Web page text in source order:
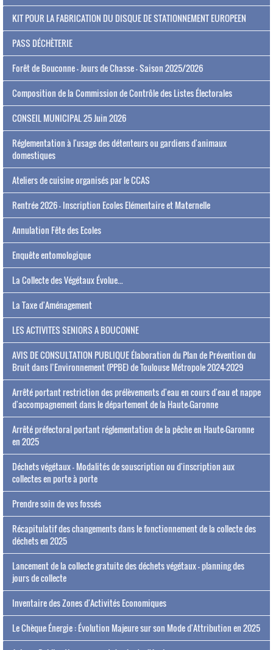
KIT POUR LA FABRICATION DU DISQUE DE STATIONNEMENT EUROPEEN
PASS DÉCHÈTERIE
Forêt de Bouconne - Jours de Chasse - Saison 2025/2026
Composition de la Commission de Contrôle des Listes Électorales
CONSEIL MUNICIPAL 25 Juin 2026
Réglementation à l'usage des détenteurs ou gardiens d'animaux
domestiques
Ateliers de cuisine organisés par le CCAS
Rentrée 2026 - Inscription Ecoles Elémentaire et Maternelle
Annulation Fête des Ecoles
Enquête entomologique
La Collecte des Végétaux Évolue...
La Taxe d'Aménagement
LES ACTIVITES SENIORS A BOUCONNE
AVIS DE CONSULTATION PUBLIQUE Élaboration du Plan de Prévention du
Bruit dans l’Environnement (PPBE) de Toulouse Métropole 2024-2029
Arrêté portant restriction des prélèvements d'eau en cours d'eau et nappe
d'accompagnement dans le département de la Haute-Garonne
Arrêté préfectoral portant réglementation de la pêche en Haute-Garonne
en 2025
Déchets végétaux - Modalités de souscription ou d'inscription aux
collectes en porte à porte
Prendre soin de vos fossés
Récapitulatif des changements dans le fonctionnement de la collecte des
déchets en 2025
Lancement de la collecte gratuite des déchets végétaux - planning des
jours de collecte
Inventaire des Zones d'Activités Economiques
Le Chèque Énergie : Évolution Majeure sur son Mode d'Attribution en 2025